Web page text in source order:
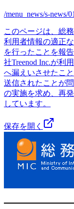
/menu_news/s-news/
このページは、総
利用者情報の適正
を行ったことを報
社Treenod Inc.が利
へ漏えいさせたこ
送信されたことが
の実施を求め、再
しています。
保存を開く